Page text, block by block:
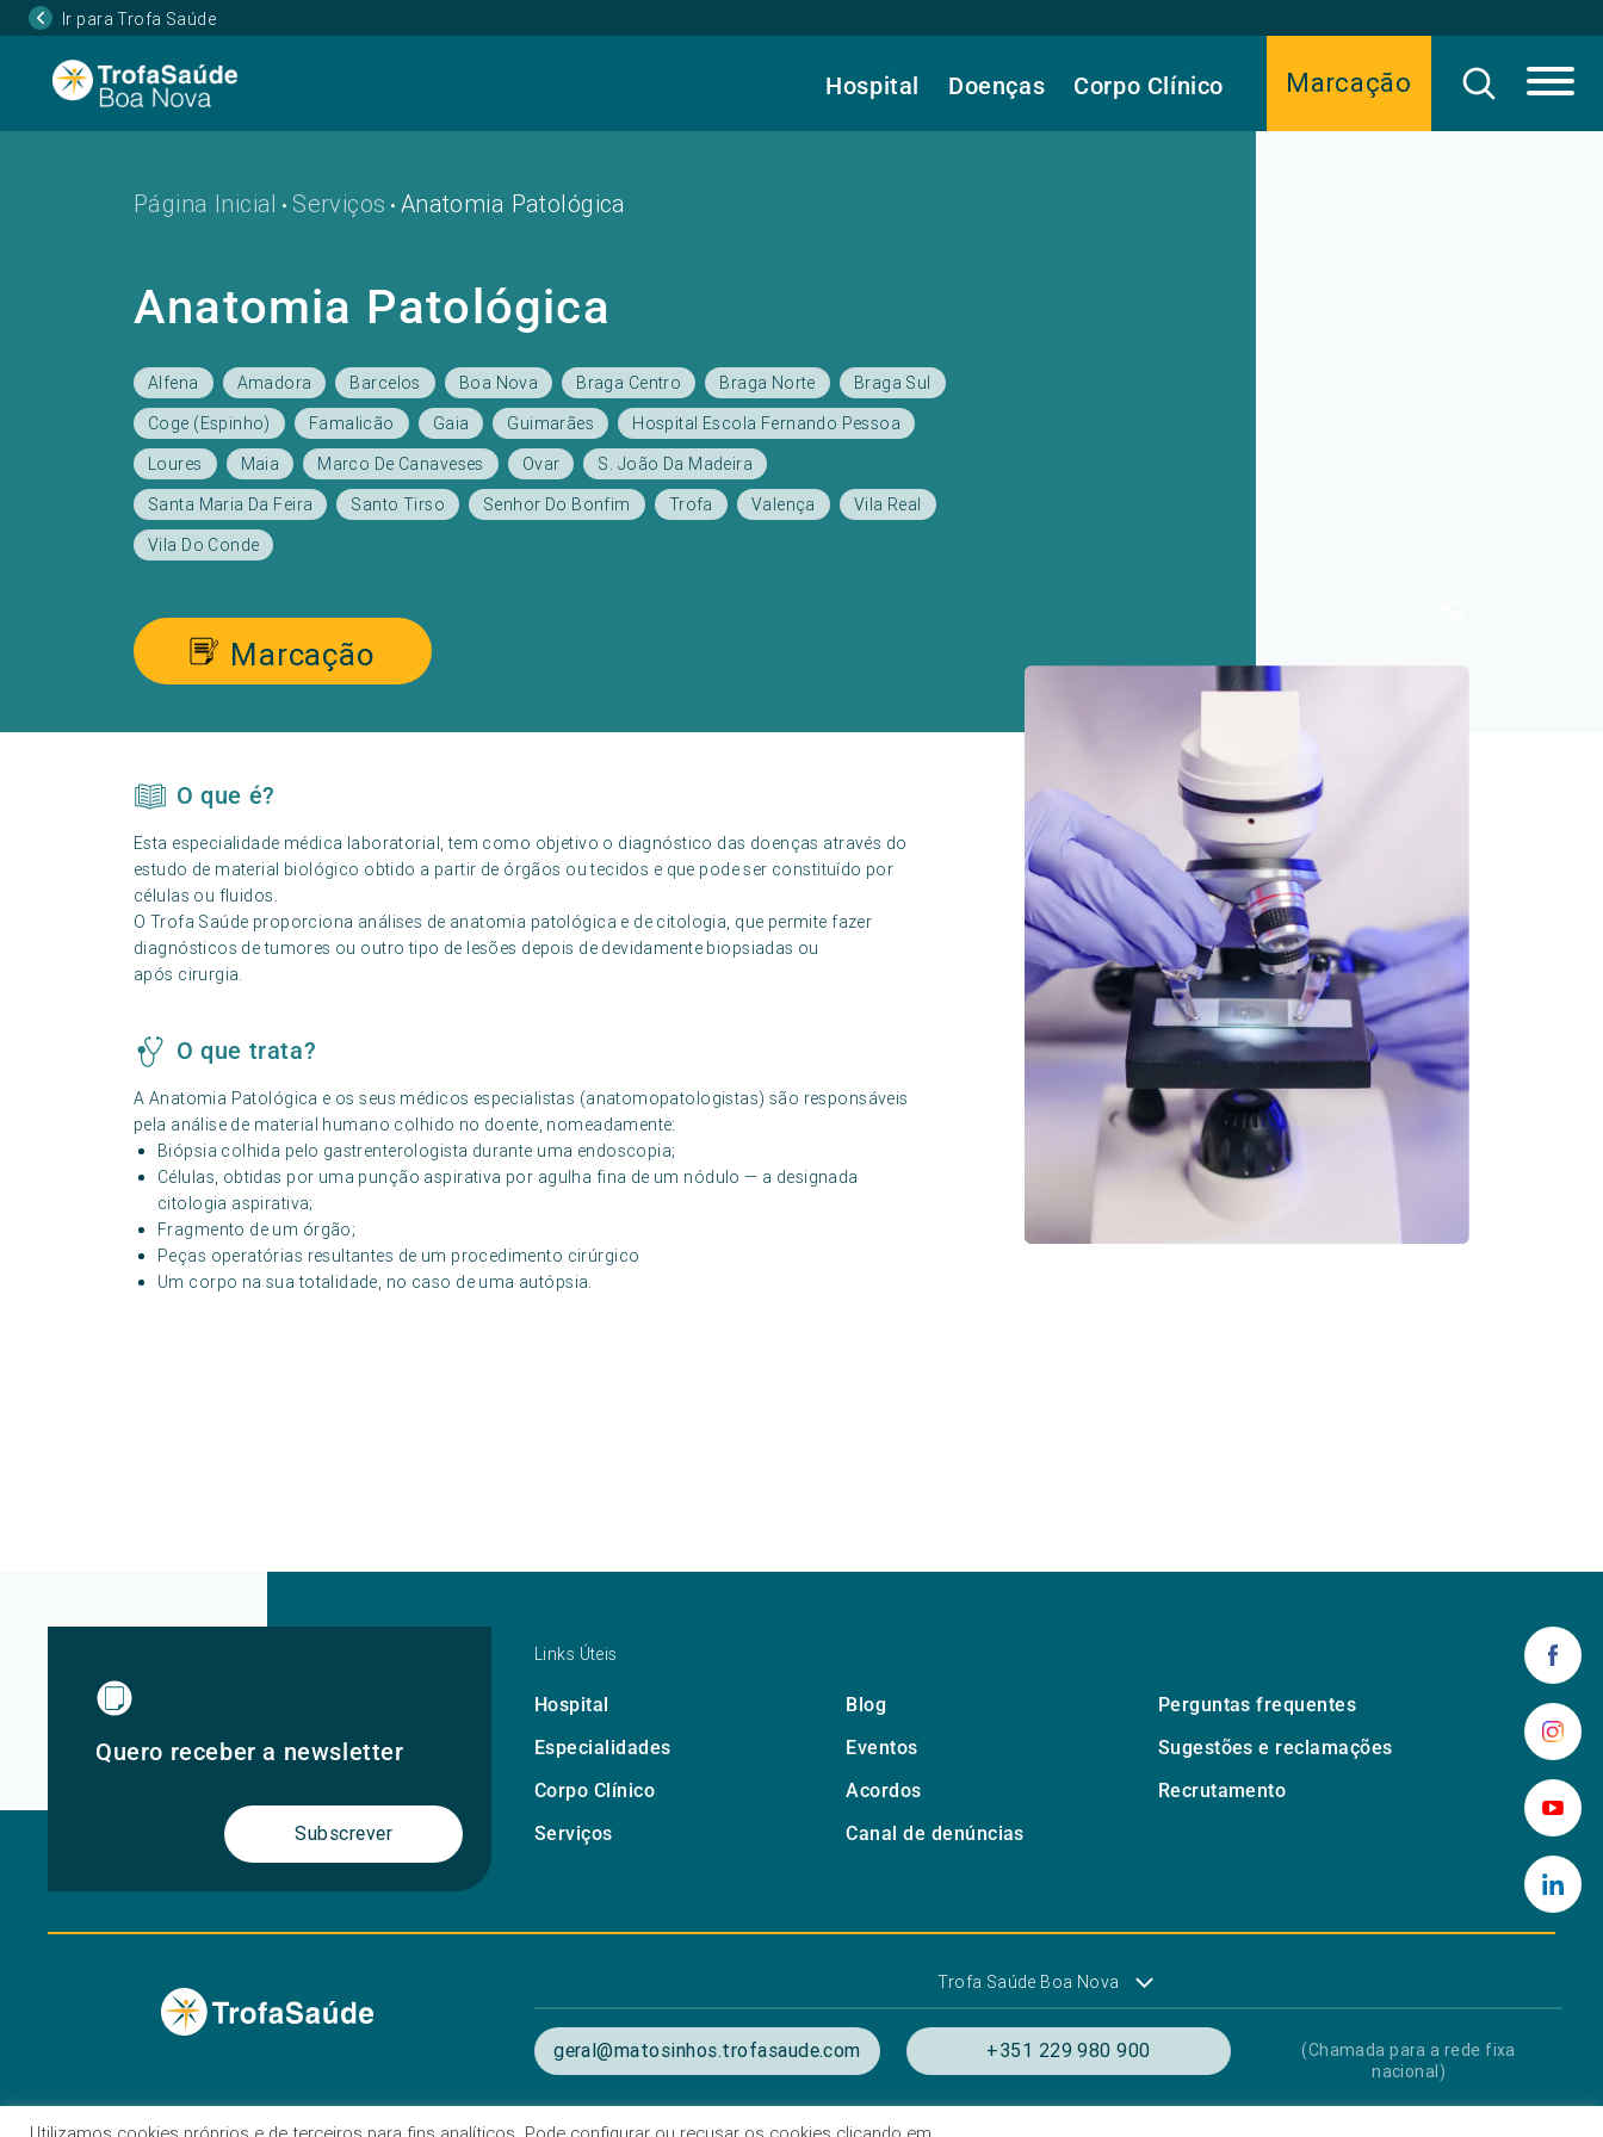
Ir para Trofa Saúde
Marcação
Hospital Doenças Corpo Clínico
Página Inicial • Serviços • Anatomia Patológica
Anatomia Patológica
Alfena Amadora Barcelos Boa Nova Braga Centro Braga Norte
Braga Sul
Coge (Espinho)
Famalicão Gaia Guimarães
Hospital Escola Fernando Pessoa
Loures
Maia Marco De Canaveses Ovar
S. João Da Madeira
Santa Maria Da Feira
Santo Tirso Senhor Do Bonfim Trofa Valença
Vila Real
Vila Do Conde
Marcação
O que é?
Esta especialidade médica laboratorial, tem como objetivo o diagnóstico das doenças através do
estudo de material biológico obtido a partir de órgãos ou tecidos e que pode ser constituído por
células ou fluidos.
O Trofa Saúde proporciona análises de anatomia patológica e de citologia, que permite fazer
diagnósticos de tumores ou outro tipo de lesões depois de devidamente biopsiadas ou
após cirurgia.
O que trata?
A Anatomia Patológica e os seus médicos especialistas (anatomopatologistas) são responsáveis
pela análise de material humano colhido no doente, nomeadamente:
Biópsia colhida pelo gastrenterologista durante uma endoscopia;
Células, obtidas por uma punção aspirativa por agulha fina de um nódulo — a designada
citologia aspirativa;
Fragmento de um órgão;
Peças operatórias resultantes de um procedimento cirúrgico
Um corpo na sua totalidade, no caso de uma autópsia.
Quero receber a newsletter
Subscrever
Links Úteis
Hospital Blog
Perguntas frequentes
Especialidades
Eventos
Sugestões e reclamações
Corpo Clínico
Acordos
Recrutamento
Serviços
Canal de denúncias
Trofa Saúde Boa Nova
geral@matosinhos.trofasaude.com +351 229 980 900
(Chamada para a rede fixa
nacional)